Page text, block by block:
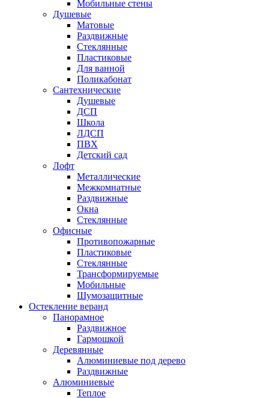
Мобильные стены
Душевые
Матовые
Раздвижные
Стеклянные
Пластиковые
Для ванной
Поликабонат
Сантехнические
Душевые
ДСП
Школа
ЛДСП
ПВХ
Детский сад
Лофт
Металлические
Межкомнатные
Раздвижные
Окна
Стеклянные
Офисные
Противопожарные
Пластиковые
Стеклянные
Трансформируемые
Мобильные
Шумозащитные
Остекление веранд
Панорамное
Раздвижное
Гармошкой
Деревянные
Алюминиевые под дерево
Раздвижные
Алюминиевые
Теплое